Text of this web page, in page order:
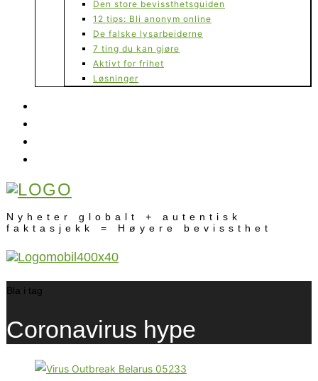
Den store bevissthetsguiden
12 tips: Bli anonym online
De falske lysarbeiderne
7 ting du kan gjøre
Aktivt for frihet
Løsninger
Nyheter globalt + autentisk
faktasjekk = Høyere bevissthet
Bla i tag
Coronavirus hype